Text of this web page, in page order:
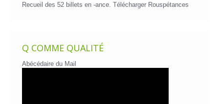
Recueil des 52 billets en -ance. Télécharger Rouspétances
Q COMME QUALITÉ
Abécédaire du Mail